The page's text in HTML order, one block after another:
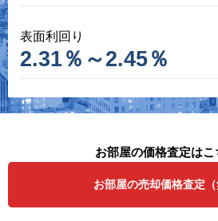
表面利回り
2.31％～2.45％
お部屋の価格査定はこ
お部屋の売却価格査定（